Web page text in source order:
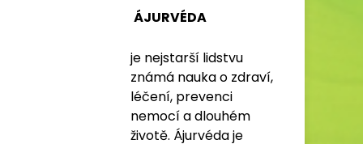
ÁJURVÉDA
je nejstarší lidstvu
známá nauka o zdraví,
léčení, prevenci
nemocí a dlouhém
životě. Ájurvéda je